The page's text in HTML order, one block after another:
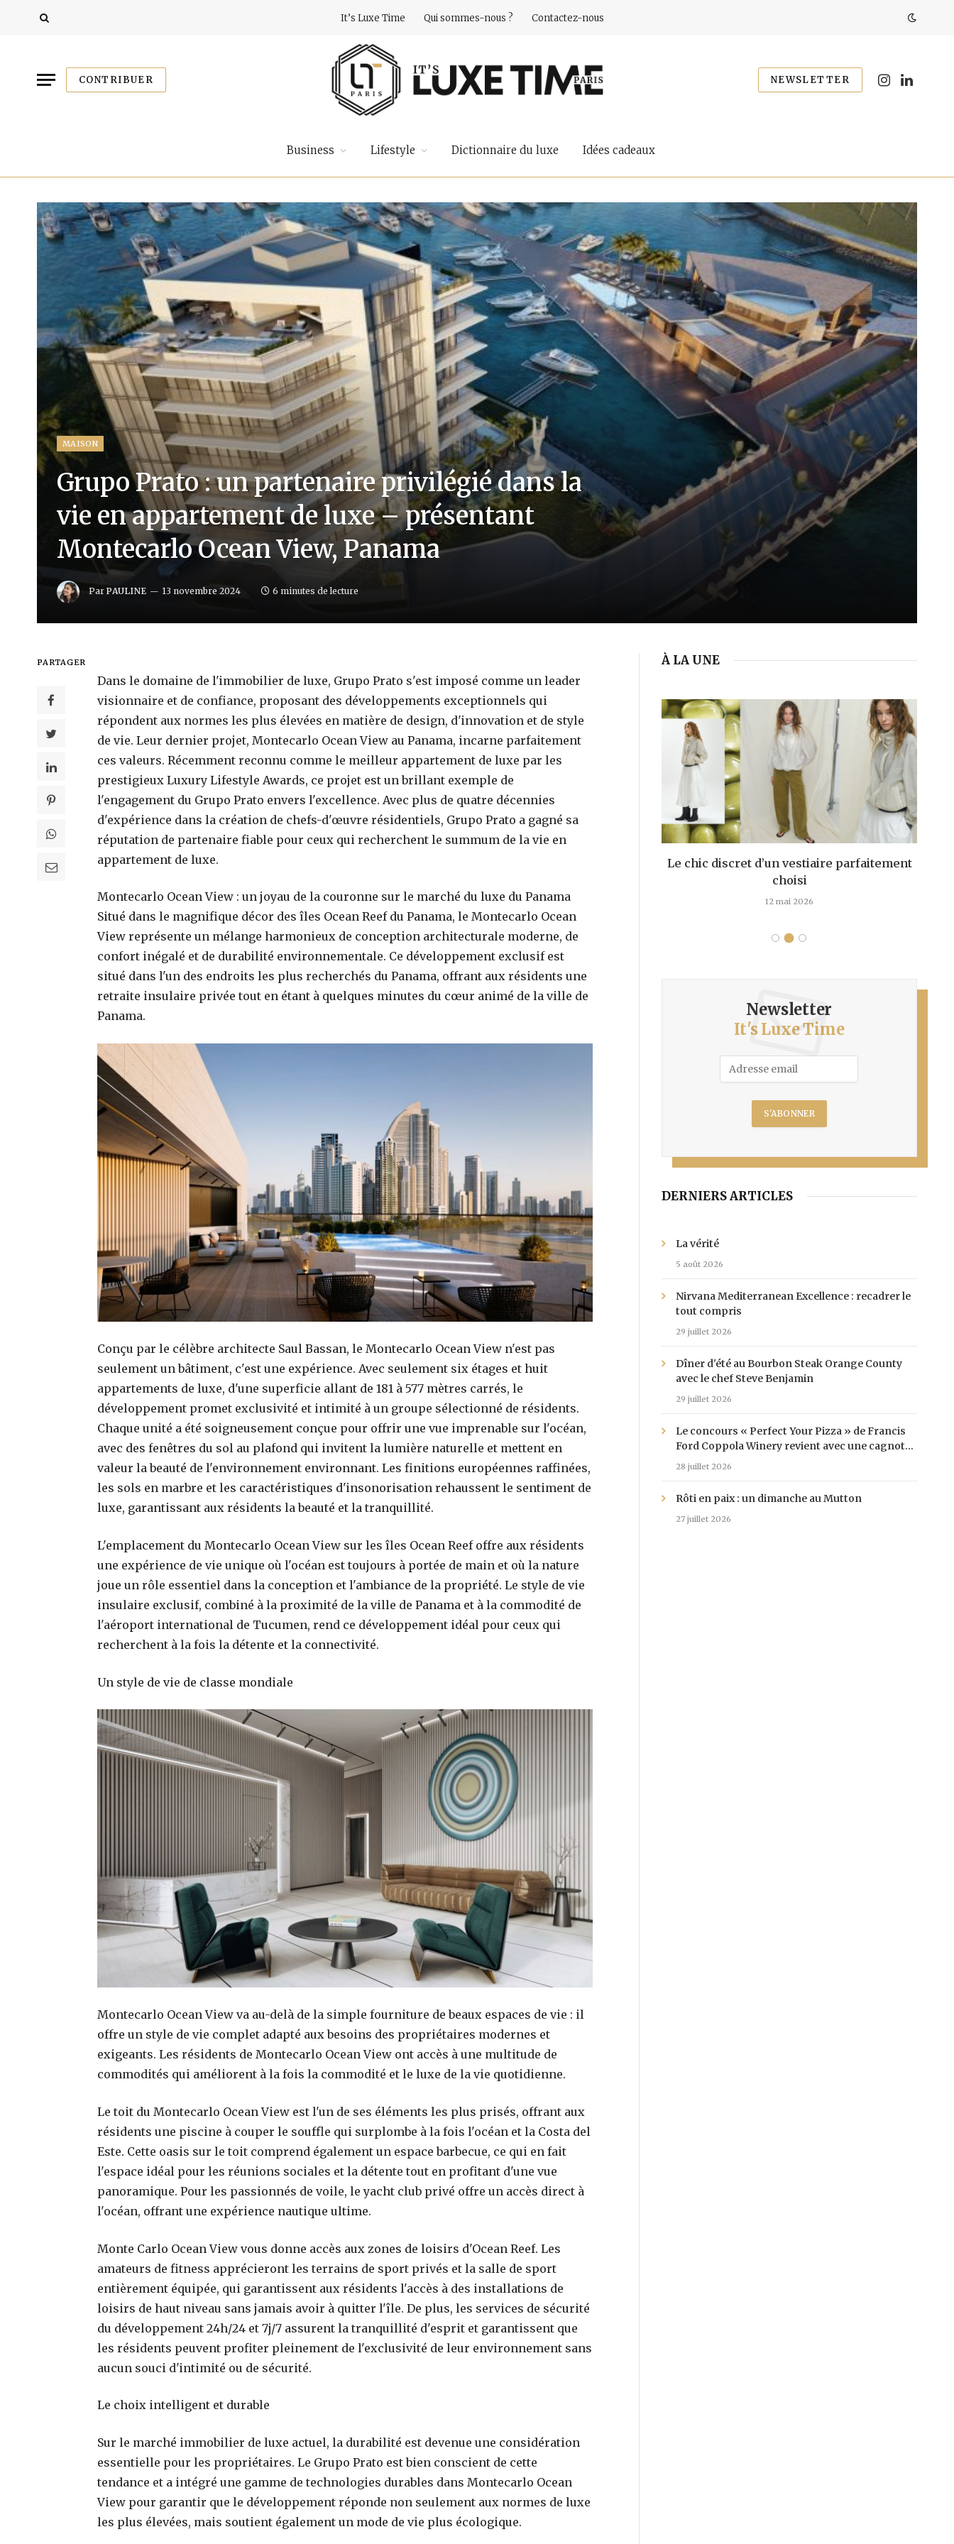
It’s Luxe Time Qui sommes-nous ? Contactez-nous
CONTRIBUER NEWSLETTER Instagram
LinkedIn
Business Lifestyle Dictionnaire du luxe Idées cadeaux
MAISON
Grupo Prato : un partenaire privilégié dans la
vie en appartement de luxe – présentant
Montecarlo Ocean View, Panama
Par PAULINE 13 novembre 2024 6 minutes de lecture
PARTAGER
Dans le domaine de l'immobilier de luxe, Grupo Prato s'est imposé comme un leader
visionnaire et de confiance, proposant des développements exceptionnels qui
répondent aux normes les plus élevées en matière de design, d'innovation et de style
de vie. Leur dernier projet, Montecarlo Ocean View au Panama, incarne parfaitement
ces valeurs. Récemment reconnu comme le meilleur appartement de luxe par les
prestigieux Luxury Lifestyle Awards, ce projet est un brillant exemple de
l'engagement du Grupo Prato envers l'excellence. Avec plus de quatre décennies
d'expérience dans la création de chefs-d'œuvre résidentiels, Grupo Prato a gagné sa
réputation de partenaire fiable pour ceux qui recherchent le summum de la vie en
appartement de luxe.
Montecarlo Ocean View : un joyau de la couronne sur le marché du luxe du Panama
Situé dans le magnifique décor des îles Ocean Reef du Panama, le Montecarlo Ocean
View représente un mélange harmonieux de conception architecturale moderne, de
confort inégalé et de durabilité environnementale. Ce développement exclusif est
situé dans l'un des endroits les plus recherchés du Panama, offrant aux résidents une
retraite insulaire privée tout en étant à quelques minutes du cœur animé de la ville de
Panama.
Conçu par le célèbre architecte Saul Bassan, le Montecarlo Ocean View n'est pas
seulement un bâtiment, c'est une expérience. Avec seulement six étages et huit
appartements de luxe, d'une superficie allant de 181 à 577 mètres carrés, le
développement promet exclusivité et intimité à un groupe sélectionné de résidents.
Chaque unité a été soigneusement conçue pour offrir une vue imprenable sur l'océan,
avec des fenêtres du sol au plafond qui invitent la lumière naturelle et mettent en
valeur la beauté de l'environnement environnant. Les finitions européennes raffinées,
les sols en marbre et les caractéristiques d'insonorisation rehaussent le sentiment de
luxe, garantissant aux résidents la beauté et la tranquillité.
L'emplacement du Montecarlo Ocean View sur les îles Ocean Reef offre aux résidents
une expérience de vie unique où l'océan est toujours à portée de main et où la nature
joue un rôle essentiel dans la conception et l'ambiance de la propriété. Le style de vie
insulaire exclusif, combiné à la proximité de la ville de Panama et à la commodité de
l'aéroport international de Tucumen, rend ce développement idéal pour ceux qui
recherchent à la fois la détente et la connectivité.
Un style de vie de classe mondiale
Montecarlo Ocean View va au-delà de la simple fourniture de beaux espaces de vie : il
offre un style de vie complet adapté aux besoins des propriétaires modernes et
exigeants. Les résidents de Montecarlo Ocean View ont accès à une multitude de
commodités qui améliorent à la fois la commodité et le luxe de la vie quotidienne.
Le toit du Montecarlo Ocean View est l'un de ses éléments les plus prisés, offrant aux
résidents une piscine à couper le souffle qui surplombe à la fois l'océan et la Costa del
Este. Cette oasis sur le toit comprend également un espace barbecue, ce qui en fait
l'espace idéal pour les réunions sociales et la détente tout en profitant d'une vue
panoramique. Pour les passionnés de voile, le yacht club privé offre un accès direct à
l'océan, offrant une expérience nautique ultime.
Monte Carlo Ocean View vous donne accès aux zones de loisirs d'Ocean Reef. Les
amateurs de fitness apprécieront les terrains de sport privés et la salle de sport
entièrement équipée, qui garantissent aux résidents l'accès à des installations de
loisirs de haut niveau sans jamais avoir à quitter l'île. De plus, les services de sécurité
du développement 24h/24 et 7j/7 assurent la tranquillité d'esprit et garantissent que
les résidents peuvent profiter pleinement de l'exclusivité de leur environnement sans
aucun souci d'intimité ou de sécurité.
Le choix intelligent et durable
Sur le marché immobilier de luxe actuel, la durabilité est devenue une considération
essentielle pour les propriétaires. Le Grupo Prato est bien conscient de cette
tendance et a intégré une gamme de technologies durables dans Montecarlo Ocean
View pour garantir que le développement réponde non seulement aux normes de luxe
les plus élevées, mais soutient également un mode de vie plus écologique.
À LA UNE
Qu’est-ce qui rend Calecim Professional
?
18 avril 2026 20 mai 2026
Le chic discret d’un vestiaire parfaitement
choisi
12 mai 2026
Newsletter
It's Luxe Time
DERNIERS ARTICLES
La vérité
5 août 2026
Nirvana Mediterranean Excellence : recadrer le
tout compris
29 juillet 2026
Dîner d'été au Bourbon Steak Orange County
avec le chef Steve Benjamin
29 juillet 2026
Le concours « Perfect Your Pizza » de Francis
Ford Coppola Winery revient avec une cagnotte
de 25 000 $
28 juillet 2026
Rôti en paix : un dimanche au Mutton
27 juillet 2026